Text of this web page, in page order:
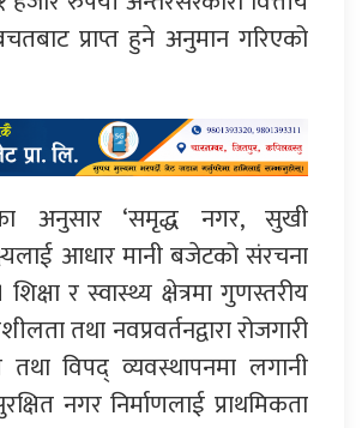
प्राप्त हुने अनुमान गरिएको
अनुसार ‘समृद्ध नगर, सुखी
आधार मानी बजेटको संरचना
र स्वास्थ्य क्षेत्रमा गुणस्तरीय
तथा नवप्रवर्तनद्वारा रोजगारी
तथा विपद् व्यवस्थापनमा लगानी
नगर निर्माणलाई प्राथमिकता